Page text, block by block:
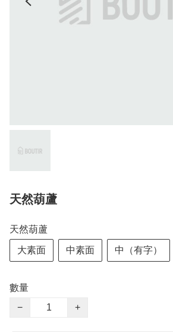
天然葫蘆
天然葫蘆
大素面 中素面 中（有字）
數量
−
+